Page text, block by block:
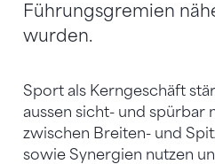
Führungsgremien
wurden.
Sport als Kerngeschäft
aussen sicht- und spürbar
zwischen Breiten- und
sowie Synergien nutzen